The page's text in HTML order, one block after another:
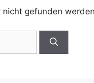
nicht gefunden